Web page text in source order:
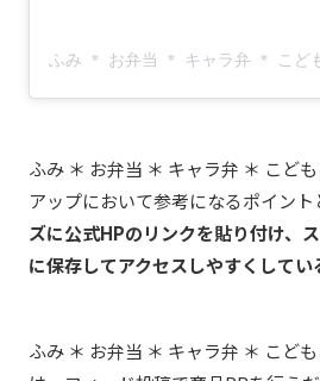
ふみ ＊ お弁当 ＊ キャラ弁 ＊ こど
アップにおいて参考になるポイント
ズに公式HPのリンクを貼り付け、
に保存してアクセスしやすくしてい
ふみ ＊ お弁当 ＊ キャラ弁 ＊ こど